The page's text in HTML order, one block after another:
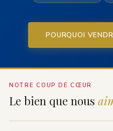
POURQUOI
NOTRE COUP DE CŒUR
Le bien que nous